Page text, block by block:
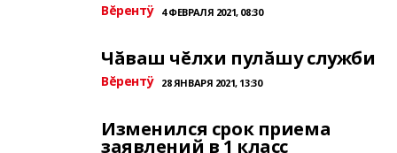
Вĕрентÿ 4 ФЕВРАЛЯ 2021, 08:30
Чăваш чĕлхи пулăшу служби
Вĕрентÿ 28 ЯНВАРЯ 2021, 13:30
Изменился срок приема
заявлений в 1 класс